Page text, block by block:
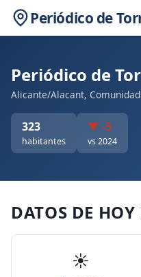
Periódico de
Periódico de
Alicante/Alacant,
323
habitantes
▼ -5
vs 2024
DATOS DE
☀️